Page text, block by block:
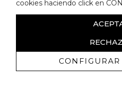
cookies haciendo click en
CONFIGURAR